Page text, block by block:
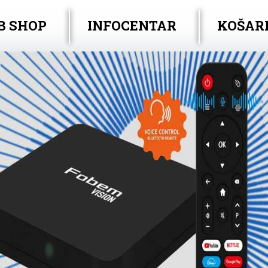
SHOP INFOCENTAR